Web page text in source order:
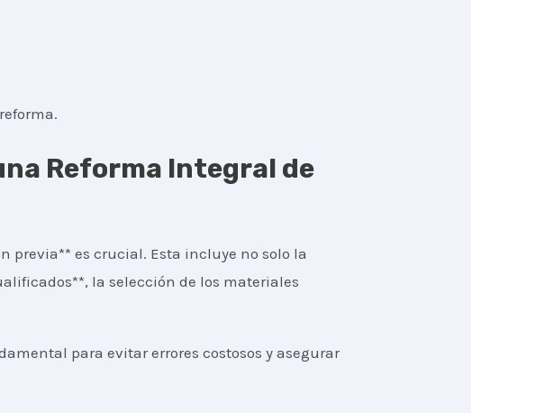
Reforma Integral de
previa** es crucial. Esta incluye no solo la
la selección de los materiales
para evitar errores costosos y asegurar